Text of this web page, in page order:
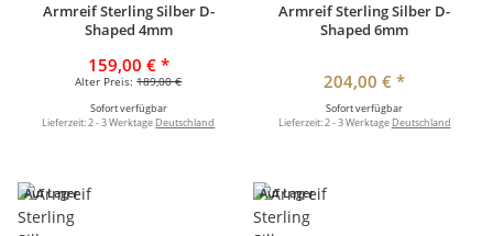
Armreif Sterling Silber D-
Shaped 4mm
159,00 € *
Alter Preis:189,00 €
Sofort verfügbar
Lieferzeit:2 - 3 Werktage Deutschland
Armreif Sterling Silber D-
Shaped 6mm
204,00 €*
Sofort verfügbar
Lieferzeit:2 - 3 Werktage Deutschland
Auf Lager Auf Lager